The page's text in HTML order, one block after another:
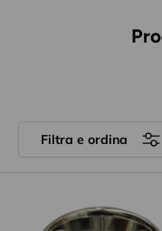
Filtra e ordina